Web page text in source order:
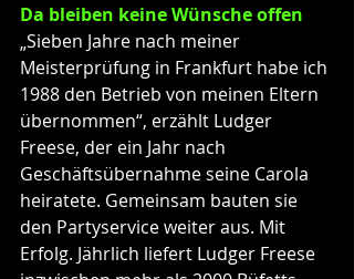
Da bleiben keine Wünsche offen
„Sieben Jahre nach meiner
Meisterprüfung in Frankfurt habe ich
1988 den Betrieb von meinen Eltern
übernommen“, erzählt Ludger
Freese, der ein Jahr nach
Geschäftsübernahme seine Carola
heiratete. Gemeinsam bauten sie
den Partyservice weiter aus. Mit
Erfolg. Jährlich liefert Ludger Freese